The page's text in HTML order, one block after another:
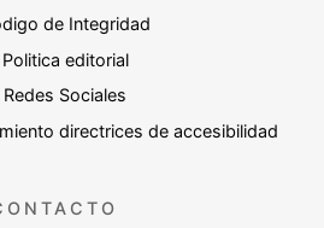
de Integridad
Politica editorial
Redes Sociales
directrices de accesibilidad